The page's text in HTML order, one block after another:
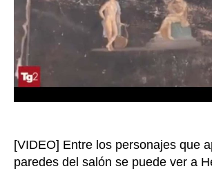
[VIDEO] Entre los personajes que
paredes del salón se puede ver a